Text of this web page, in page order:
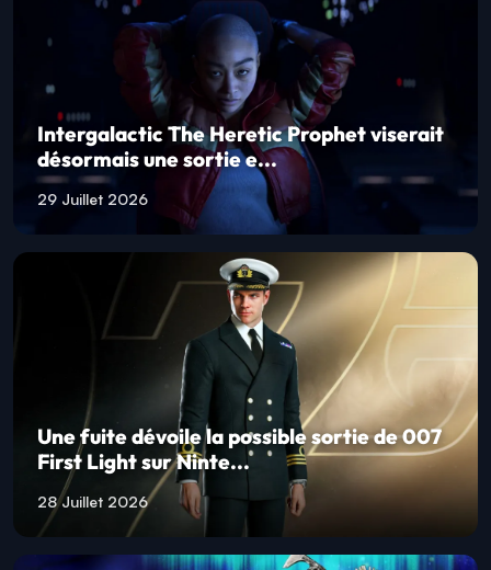
Intergalactic The Heretic Prophet viserait
désormais une sortie e...
29 Juillet 2026
Une fuite dévoile la possible sortie de 007
First Light sur Ninte...
28 Juillet 2026